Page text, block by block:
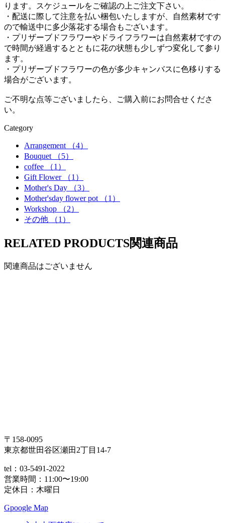
ります。スケジュールをご確認の上ご注文下さい。
・配送に際して注意を払い梱包いたしますが、自然素材です
ので輸送中に多少落花する場合もございます。
・プリザーブドフラワーやドライフラワーは自然素材ですの
で時間が経過するとともに花の状態も少しずつ変化して参り
ます。
・プリザーブドフラワーの色が多少キャンバスに色移りする
場合がございます。
ご不明な点等ございましたら、ご購入前にお問合せくださ
い。
Category
Arrangement
（4）
Bouquet
（5）
coffee
（1）
Gift Flower
（1）
Mother's Day
（3）
Mother'sday flower pot
（1）
Workshop
（2）
その他
（1）
RELATED PRODUCTS関連商品
関連商品はございません
〒158-0095
東京都世田谷区瀬田2丁目14-7
tel：03-5491-2022
営業時間：11:00〜19:00
定休日：木曜日
Gpoogle Map